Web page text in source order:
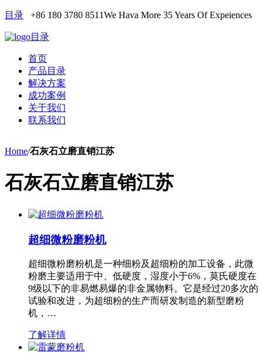
目录 +86 180 3780 8511We Hava More 35 Years Of Expeiences
目录
首页
产品目录
解决方案
成功案例
关于我们
联系我们
Home/石灰石立磨直销江苏
石灰石立磨直销江苏
超细微粉磨粉机
超细微粉磨粉机是一种细粉及超细粉的加工设备，此微
粉磨主要适用于中、低硬度，湿度小于6%，莫氏硬度在
9级以下的非易燃易爆的非金属物料。它是经过20多次的
试验和改进，为超细粉的生产而研发制造的新型磨粉
机，…
了解详情